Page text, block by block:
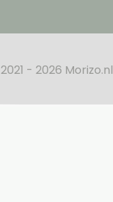
2021 - 2026 Morizo.nl